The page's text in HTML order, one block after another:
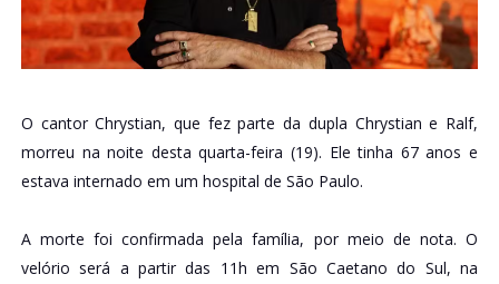
O cantor Chrystian, que fez parte da dupla Chrystian e Ralf,
morreu na noite desta quarta-feira (19). Ele tinha 67 anos e
estava internado em um hospital de São Paulo.
A morte foi confirmada pela família, por meio de nota. O
velório será a partir das 11h em São Caetano do Sul, na